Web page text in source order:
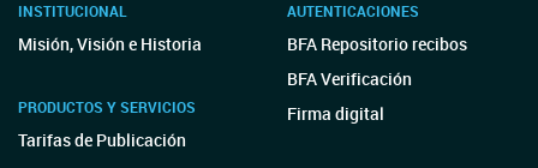
INSTITUCIONAL
Misión, Visión e Historia
PRODUCTOS Y SERVICIOS
Tarifas de Publicación
AUTENTICACIONES
BFA Repositorio recibos
BFA Verificación
Firma digital